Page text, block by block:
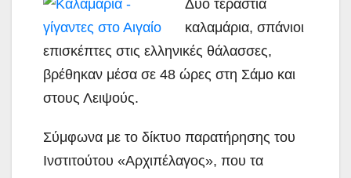
Δύο τεράστια
καλαμάρια, σπάνιοι
επισκέπτες στις ελληνικές θάλασσες,
βρέθηκαν μέσα σε 48 ώρες στη Σάμο και
στους Λειψούς.
Σύμφωνα με το δίκτυο παρατήρησης του
Ινστιτούτου «Αρχιπέλαγος», που τα